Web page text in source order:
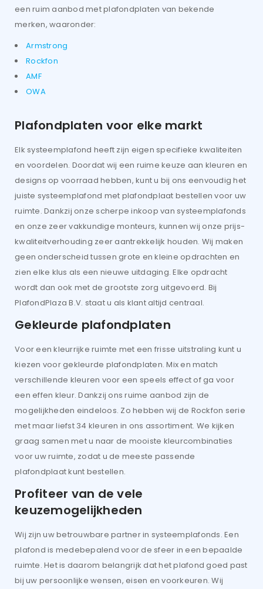
een ruim aanbod met plafondplaten van bekende
merken, waaronder:
Armstrong
Rockfon
AMF
OWA
Plafondplaten voor elke markt
Elk systeemplafond heeft zijn eigen specifieke kwaliteiten
en voordelen. Doordat wij een ruime keuze aan kleuren en
designs op voorraad hebben, kunt u bij ons eenvoudig het
juiste systeemplafond met plafondplaat bestellen voor uw
ruimte. Dankzij onze scherpe inkoop van systeemplafonds
en onze zeer vakkundige monteurs, kunnen wij onze prijs-
kwaliteitverhouding zeer aantrekkelijk houden. Wij maken
geen onderscheid tussen grote en kleine opdrachten en
zien elke klus als een nieuwe uitdaging. Elke opdracht
wordt dan ook met de grootste zorg uitgevoerd. Bij
PlafondPlaza B.V. staat u als klant altijd centraal.
Gekleurde plafondplaten
Voor een kleurrijke ruimte met een frisse uitstraling kunt u
kiezen voor gekleurde plafondplaten. Mix en match
verschillende kleuren voor een speels effect of ga voor
een effen kleur. Dankzij ons ruime aanbod zijn de
mogelijkheden eindeloos. Zo hebben wij de Rockfon serie
met maar liefst 34 kleuren in ons assortiment. We kijken
graag samen met u naar de mooiste kleurcombinaties
voor uw ruimte, zodat u de meeste passende
plafondplaat kunt bestellen.
Profiteer van de vele
keuzemogelijkheden
Wij zijn uw betrouwbare partner in systeemplafonds. Een
plafond is medebepalend voor de sfeer in een bepaalde
ruimte. Het is daarom belangrijk dat het plafond goed past
bij uw persoonlijke wensen, eisen en voorkeuren. Wij